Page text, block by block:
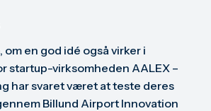
om en god idé også virker i
startup-virksomheden AALEX –
har svaret været at teste deres
Billund Airport Innovation